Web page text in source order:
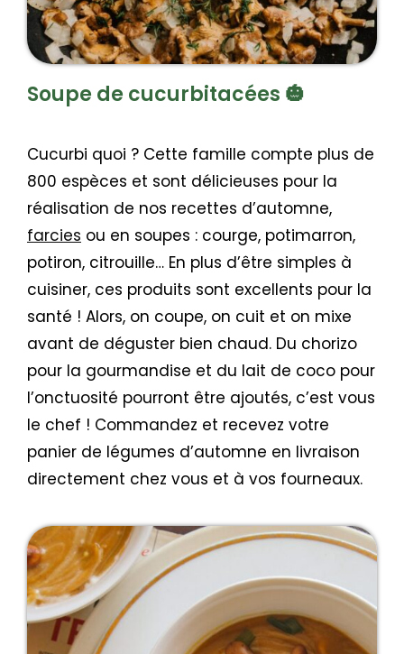
Soupe de cucurbitacées 🎃
Cucurbi quoi ? Cette famille compte plus de
800 espèces et sont délicieuses pour la
réalisation de nos recettes d’automne,
farcies ou en soupes : courge, potimarron,
potiron, citrouille… En plus d’être simples à
cuisiner, ces produits sont excellents pour la
santé ! Alors, on coupe, on cuit et on mixe
avant de déguster bien chaud. Du chorizo
pour la gourmandise et du lait de coco pour
l’onctuosité pourront être ajoutés, c’est vous
le chef ! Commandez et recevez votre
panier de légumes d’automne en livraison
directement chez vous et à vos fourneaux.